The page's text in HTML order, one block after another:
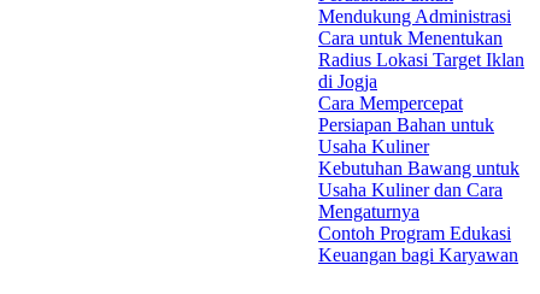
Mendukung Administrasi
Cara untuk Menentukan
Radius Lokasi Target Iklan
di Jogja
Cara Mempercepat
Persiapan Bahan untuk
Usaha Kuliner
Kebutuhan Bawang untuk
Usaha Kuliner dan Cara
Mengaturnya
Contoh Program Edukasi
Keuangan bagi Karyawan